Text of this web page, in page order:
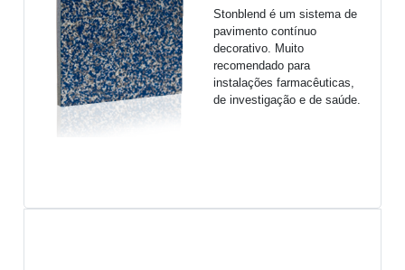
Stonblend é um sistema de
pavimento contínuo
decorativo. Muito
recomendado para
instalações farmacêuticas,
de investigação e de saúde.